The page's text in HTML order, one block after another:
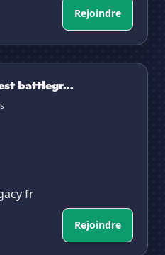
Rejoindre
[FR]
battlegr...
fr
Rejoindre